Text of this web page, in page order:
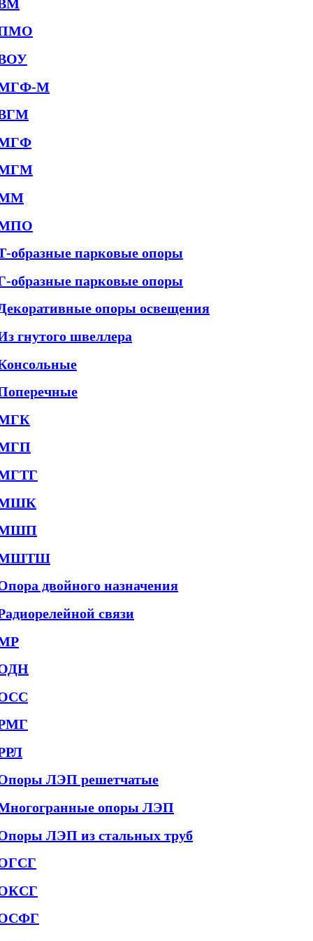
М
образные парковые опоры
образные парковые опоры
опоры освещения
гнутого швеллера
двойного назначения
связи
ЛЭП решетчатые
опоры ЛЭП
ЛЭП из стальных труб